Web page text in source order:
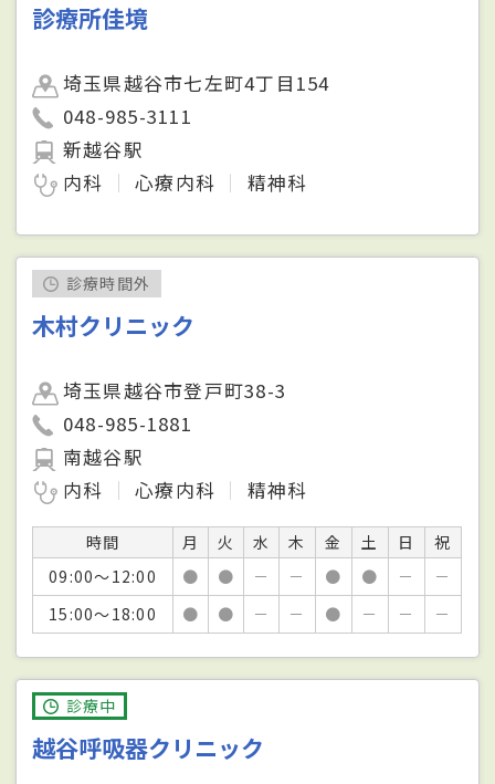
診療所佳境
埼玉県越谷市七左町4丁目154
048-985-3111
新越谷駅
内科
心療内科 精神科
診療時間外
木村クリニック
埼玉県越谷市登戸町38-3
048-985-1881
南越谷駅
内科
心療内科 精神科
時間 月 火 水 木 金 土 日
祝
09:00～12:00
● ● － － ● ● －
－
15:00～18:00
● ● － － ● － － －
診療中
越谷呼吸器クリニック